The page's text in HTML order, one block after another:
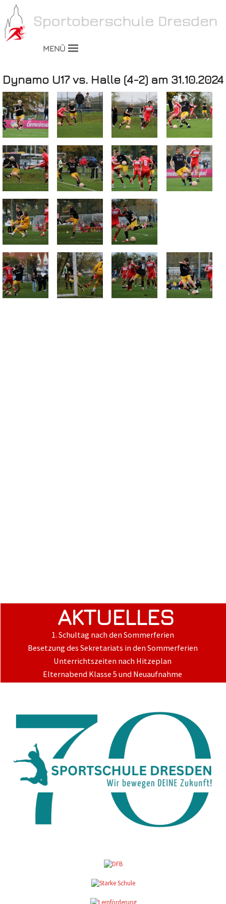
MENÜ
Dynamo U17 vs. Halle (4-2) am 31.10.2024
AKTUELLES
1. Schultag nach den Sommerferien
Besetzung des Sekretariats in den Sommerferien
Unterrichtszeiten nach Hitzeplan
Elternabend Klasse 5 und Neuaufnahme